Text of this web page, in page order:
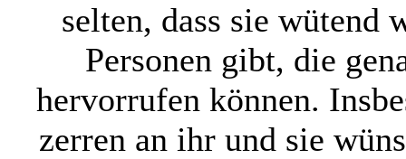
selten, dass sie wütend
Personen gibt, die
hervorrufen können.
zerren an ihr und sie